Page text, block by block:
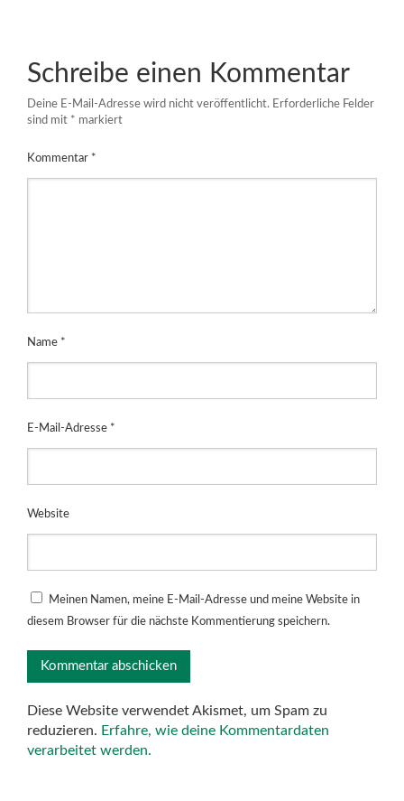
Schreibe einen Kommentar
Deine E-Mail-Adresse wird nicht veröffentlicht. Erforderliche Felder
sind mit * markiert
Kommentar *
Name *
E-Mail-Adresse *
Website
Meinen Namen, meine E-Mail-Adresse und meine Website in
diesem Browser für die nächste Kommentierung speichern.
Diese Website verwendet Akismet, um Spam zu
reduzieren. Erfahre, wie deine Kommentardaten
verarbeitet werden.